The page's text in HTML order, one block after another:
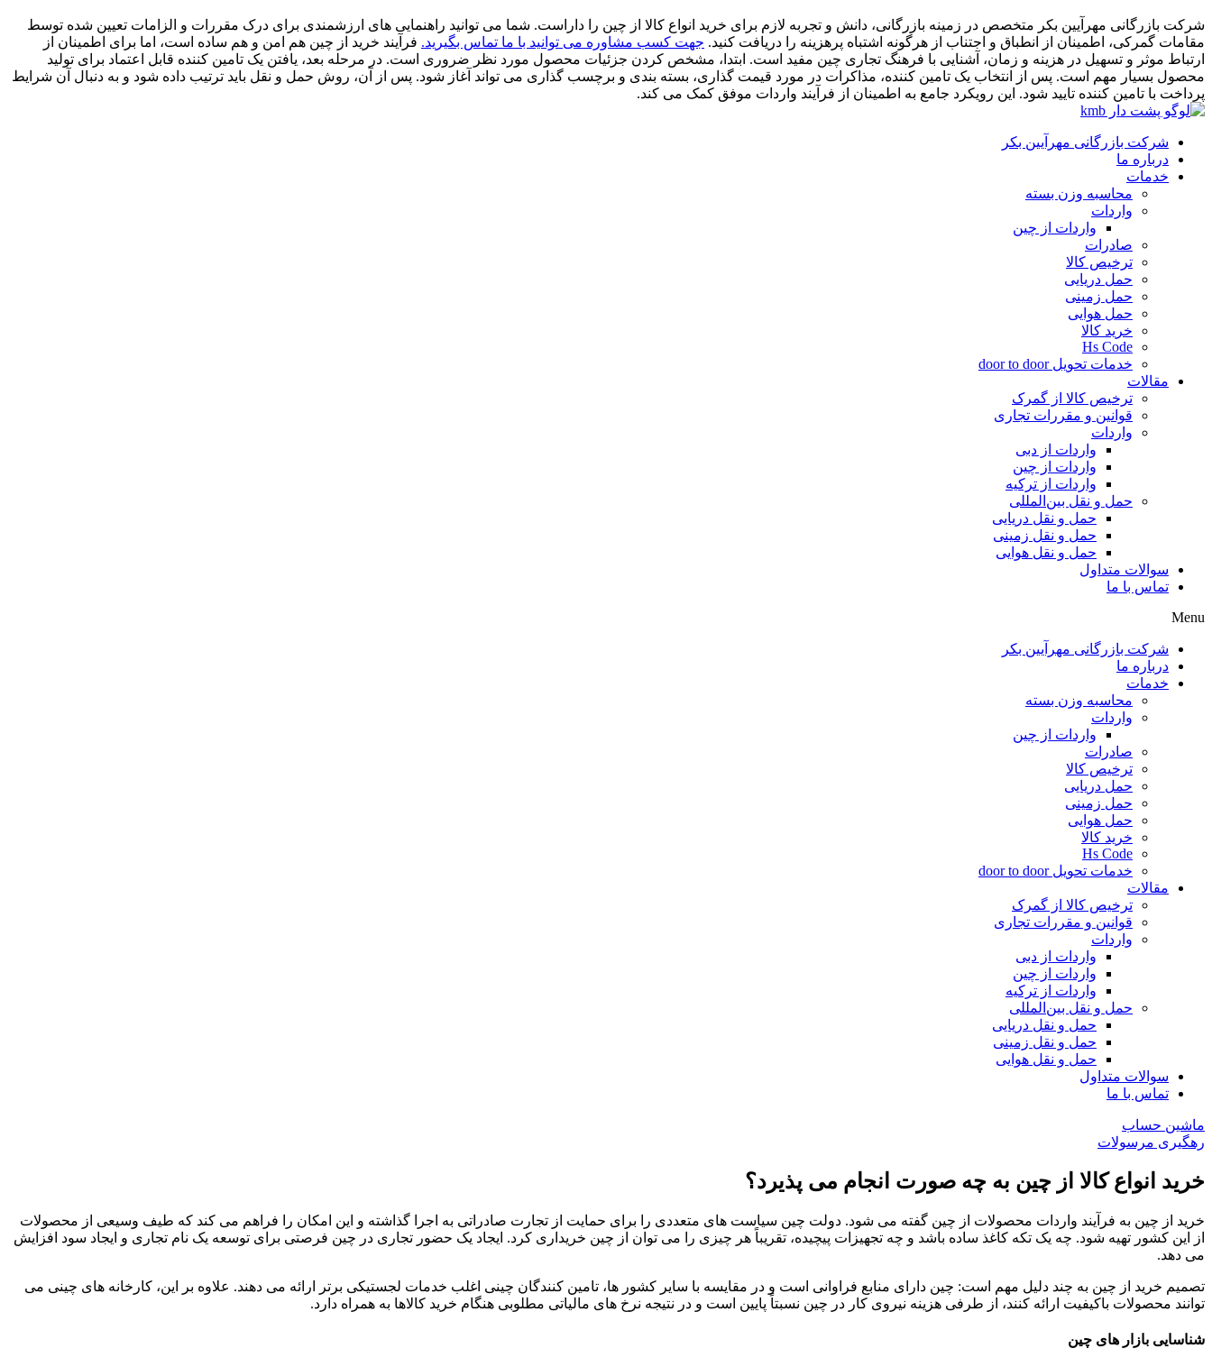
شرکت بازرگانی مهرآیین بکر متخصص در زمینه بازرگانی، دانش و تجربه لازم برای خرید انواع کالا از چین را داراست. شما می توانید راهنمایی های ارزشمندی برای درک مقررات و الزامات تعیین شده توسط
مقامات گمرکی، اطمینان از انطباق و اجتناب از هرگونه اشتباه پرهزینه را دریافت کنید. جهت کسب مشاوره می توانید با ما تماس بگیرید. ‏فرآیند خرید از چین هم امن و هم ساده است، اما برای اطمینان از
ارتباط موثر و تسهیل در هزینه و زمان، آشنایی با فرهنگ تجاری چین مفید است. ابتدا، مشخص کردن جزئیات محصول مورد نظر ضروری است. در مرحله بعد، یافتن یک تامین کننده قابل اعتماد برای تولید
محصول بسیار مهم است. پس از انتخاب یک تامین کننده، مذاکرات در مورد قیمت گذاری، بسته بندی و برچسب گذاری می تواند آغاز شود. پس از آن، روش حمل و نقل باید ترتیب داده شود و به دنبال آن شرایط
پرداخت با تامین کننده تایید شود. این رویکرد جامع به اطمینان از فرآیند واردات موفق کمک می کند.
شرکت بازرگانی مهرآیین بکر
درباره ما
خدمات
محاسبه وزن بسته
واردات
واردات از چین
صادرات
ترخیص کالا
حمل دریایی
حمل زمینی
حمل هوایی
خرید کالا
Hs Code
خدمات تحویل door to door
مقالات
ترخیص کالا از گمرک
قوانین و مقررات تجاری
واردات
واردات از دبی
واردات از چین
واردات از ترکیه
حمل و نقل بین‌المللی
حمل و نقل دریایی
حمل و نقل زمینی
حمل و نقل هوایی
سوالات متداول
تماس با ما
Menu
شرکت بازرگانی مهرآیین بکر
درباره ما
خدمات
محاسبه وزن بسته
واردات
واردات از چین
صادرات
ترخیص کالا
حمل دریایی
حمل زمینی
حمل هوایی
خرید کالا
Hs Code
خدمات تحویل door to door
مقالات
ترخیص کالا از گمرک
قوانین و مقررات تجاری
واردات
واردات از دبی
واردات از چین
واردات از ترکیه
حمل و نقل بین‌المللی
حمل و نقل دریایی
حمل و نقل زمینی
حمل و نقل هوایی
سوالات متداول
تماس با ما
ماشین حساب
رهگیری مرسولات
خرید انواع کالا از چین به چه صورت انجام می پذیرد؟
‏خرید از چین به فرآیند واردات محصولات از چین گفته می شود. دولت چین سیاست های متعددی را برای حمایت از تجارت صادراتی به اجرا گذاشته و این امکان را فراهم می کند که طیف وسیعی از محصولات
از این کشور تهیه شود. چه یک تکه کاغذ ساده باشد و چه تجهیزات پیچیده، تقریباً هر چیزی را می توان از چین خریداری کرد. ایجاد یک حضور تجاری در چین فرصتی برای توسعه یک نام تجاری و ایجاد سود افزایش
می دهد.
‏تصمیم خرید از چین به چند دلیل مهم است: چین دارای منابع فراوانی است و در مقایسه با سایر کشور ها، تامین کنندگان چینی اغلب خدمات لجستیکی برتر ارائه می دهند. علاوه بر این، کارخانه ‌های چینی می
‌توانند محصولات باکیفیت ارائه کنند، از طرفی هزینه نیروی کار در چین نسبتاً پایین است و در نتیجه نرخ ‌های مالیاتی مطلوبی هنگام خرید کالاها به همراه دارد.
‏شناسایی بازار های چین